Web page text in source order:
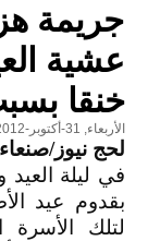
جريمة
عشية
خنقا
الأربعاء, 31-أكتوبر-2012
لحج نيوز/صنعاء
في ليلة العيد
بقدوم عيد
لتلك